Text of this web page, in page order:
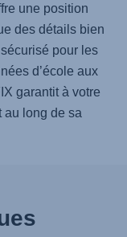
une position
des détails bien
pour les
d’école aux
garantit à votre
au long de sa